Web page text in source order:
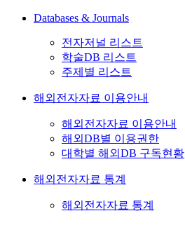
Databases & Journals
전자저널 리스트
학술DB 리스트
주제별 리스트
해외전자자료 이용안내
해외전자자료 이용안내
해외DB별 이용권한
대학별 해외DB 구독현황
해외전자자료 통계
해외전자자료 통계